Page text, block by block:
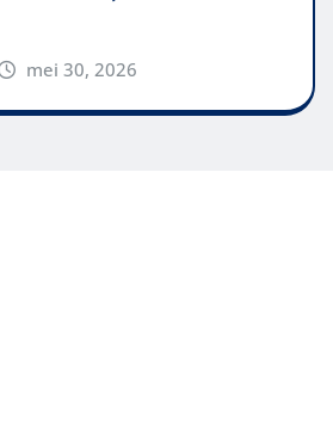
mei 30, 2026